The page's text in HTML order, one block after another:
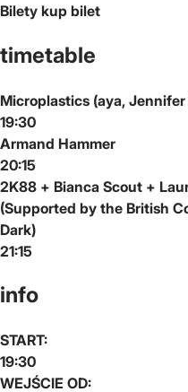
Bilety kup bilet
timetable
Microplastics (aya,
19:30
Armand Hammer
20:15
2K88 + Bianca Scout +
(Supported by the British
Dark)
21:15
info
START:
19:30
WEJŚCIE OD: